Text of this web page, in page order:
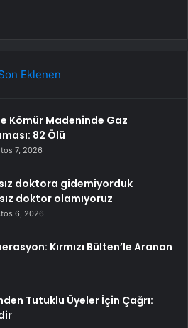
Eklenen
Kömür Madeninde Gaz
82 Ölü
7, 2026
doktora gidemiyorduk
doktor olamıyoruz
6, 2026
Kırmızı Bülten’le Aranan
Tutuklu Üyeler İçin Çağrı: